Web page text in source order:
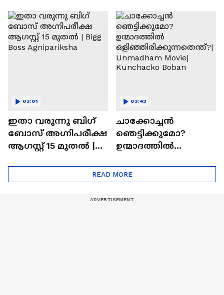
ചെയ്യാനുള്ള
ആത്മവിശ്വാസമുണ്ടാ
യിരുന്നില്ല'
രാമായണ ട്രെയിലർ
എത്തി | Ramayana
Movie
ഇതാ വരുന്നു ബിഗ്
ബോസ് അഗ്നിപരീക്ഷ
ആഗസ്റ്റ് 15 മുതൽ |
03:01
ചാക്കോച്ചന്‍
ഞെട്ടിക്കുമോ?
ഉന്മാദത്തിൽ
ന്ത്?| Unmadham
Movie| Kunchacko
03:43
READ MORE